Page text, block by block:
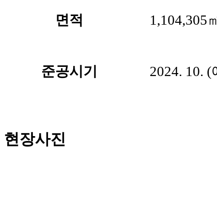
면적 1,104,305
준공시기 2024. 10. (
현장사진